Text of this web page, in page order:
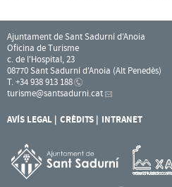
Ajuntament de Sant Sadurní d'Anoia
Oficina de Turisme
c. de l'Hospital, 23
08770 Sant Sadurní d'Anoia (Alt Penedès)
T. +34 938 913 188
turisme@santsadurni.cat
AVÍS LEGAL CRÈDITS INTRANET